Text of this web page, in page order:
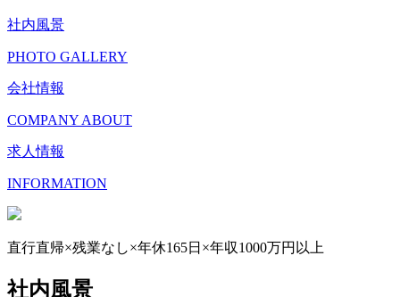
社内風景
PHOTO GALLERY
会社情報
COMPANY ABOUT
求人情報
INFORMATION
直行直帰×残業なし×年休165日×年収1000万円以上
社内風景